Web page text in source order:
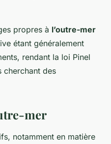
propres à l’outre-mer
étant généralement
rendant la loi Pinel
cherchant des
mer
notamment en matière